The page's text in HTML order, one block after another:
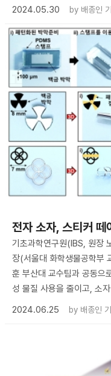
2024.05.30
by 배종인
전자 소자, 스티커 떼
기초과학연구원(IBS, 원장
장(서울대 화학생물공학부
훈 부산대 교수팀과 공동으
성 물질 사용을 줄이고, 소
2024.06.25
by 배종인